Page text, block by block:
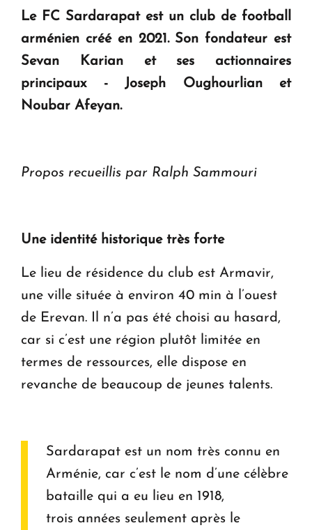
KASA : 30 ans d'audace, de résilience et d'avenir
en Arménie
Le premier hôtel Hyatt Regency d'Arménie
Le FC Sardarapat est un club de football
arménien créé en 2021. Son fondateur est
Sevan Karian et ses actionnaires
principaux - Joseph Oughourlian et
Noubar Afeyan.
Propos recueillis par Ralph Sammouri
Une identité historique très forte
Le lieu de résidence du club est Armavir,
une ville située à environ 40 min à l’ouest
de Erevan. Il n’a pas été choisi au hasard,
car si c’est une région plutôt limitée en
termes de ressources, elle dispose en
revanche de beaucoup de jeunes talents.
Sardarapat est un nom très connu en
Arménie, car c’est le nom d’une célèbre
bataille qui a eu lieu en 1918,
trois années seulement après le